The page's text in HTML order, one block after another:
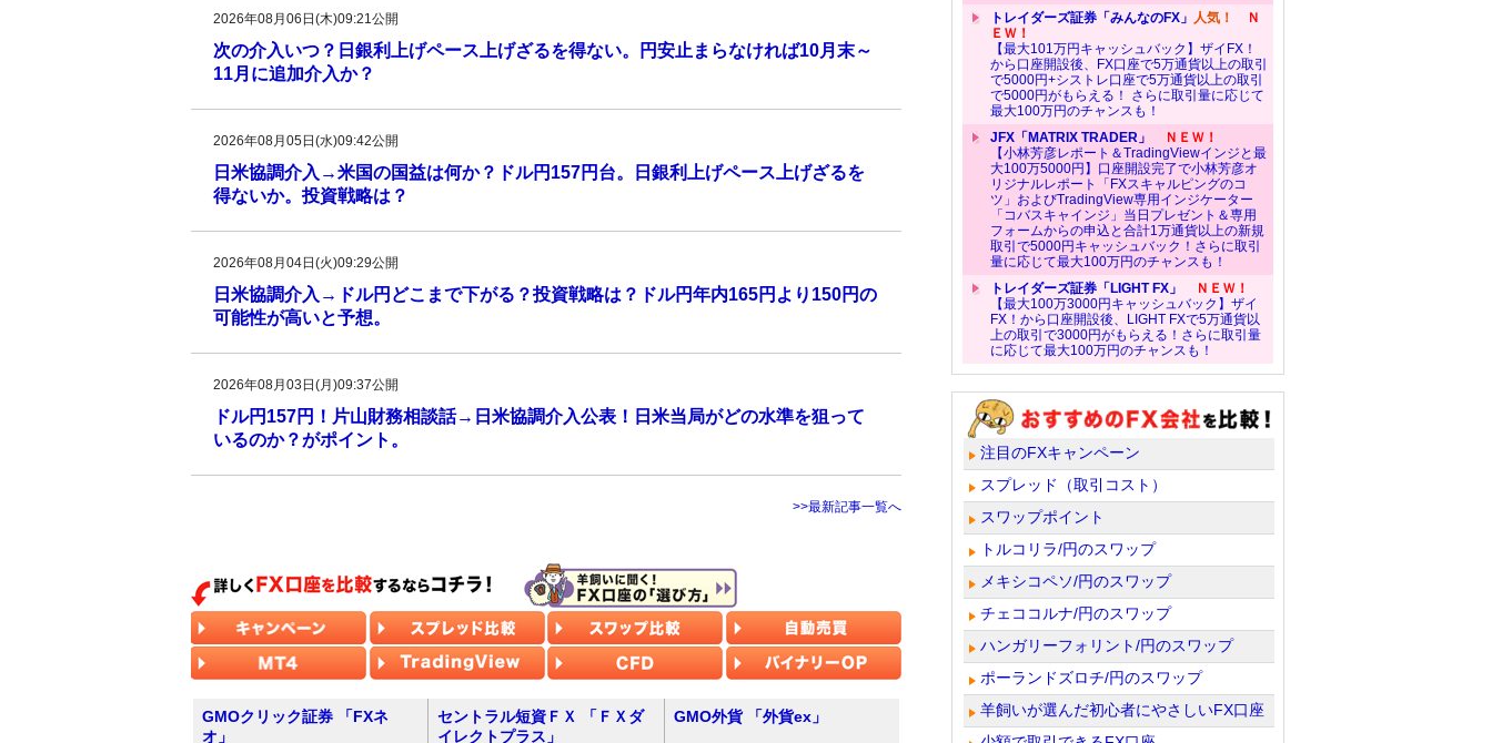
2026年08月06日(木)09:21公開
次の介入いつ？日銀利上げペース上げざるを得ない。円安止まらなければ10月末～
11月に追加介入か？
2026年08月05日(水)09:42公開
日米協調介入→米国の国益は何か？ドル円157円台。日銀利上げペース上げざるを
得ないか。投資戦略は？
2026年08月04日(火)09:29公開
日米協調介入→ドル円どこまで下がる？投資戦略は？ドル円年内165円より150円の
可能性が高いと予想。
2026年08月03日(月)09:37公開
ドル円157円！片山財務相談話→日米協調介入公表！日米当局がどの水準を狙って
いるのか？がポイント。
>>最新記事一覧へ
GMOクリック証券 「FXネ
オ」
セントラル短資ＦＸ 「ＦＸダ
イレクトプラス」
GMO外貨 「外貨ex」
トレイダーズ証券「みんなのFX」 人気！
Ｎ
ＥＷ！
【最大101万円キャッシュバック】ザイFX！
から口座開設後、FX口座で5万通貨以上の取引
で5000円+シストレ口座で5万通貨以上の取引
で5000円がもらえる！ さらに取引量に応じて
最大100万円のチャンスも！
JFX「MATRIX TRADER」
ＮＥＷ！
【小林芳彦レポート＆TradingViewインジと最
大100万5000円】口座開設完了で小林芳彦オ
リジナルレポート「FXスキャルピングのコ
ツ」およびTradingView専用インジケーター
「コバスキャインジ」当日プレゼント＆専用
フォームからの申込と合計1万通貨以上の新規
取引で5000円キャッシュバック！さらに取引
量に応じて最大100万円のチャンスも！
トレイダーズ証券「LIGHT FX」
ＮＥＷ！
【最大100万3000円キャッシュバック】ザイ
FX！から口座開設後、LIGHT FXで5万通貨以
上の取引で3000円がもらえる！さらに取引量
に応じて最大100万円のチャンスも！
注目のFXキャンペーン
スプレッド（取引コスト）
スワップポイント
トルコリラ/円のスワップ
メキシコペソ/円のスワップ
チェココルナ/円のスワップ
ハンガリーフォリント/円のスワップ
ポーランドズロチ/円のスワップ
羊飼いが選んだ初心者にやさしいFX口座